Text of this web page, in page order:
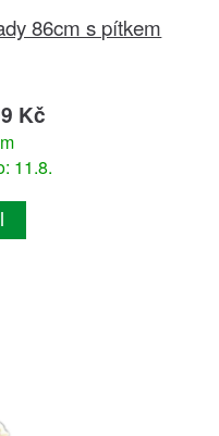
86cm s pítkem
Kč
11.8.